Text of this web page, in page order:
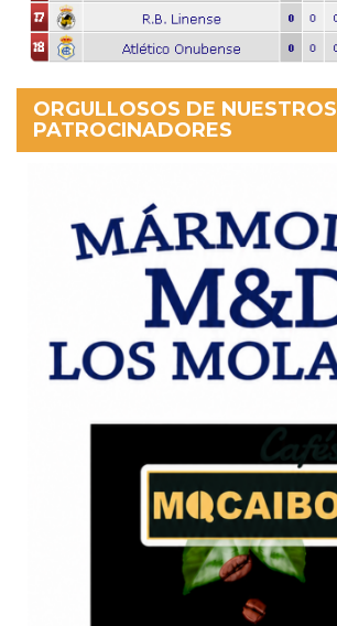
ORGULLOSOS DE NUESTROS
PATROCINADORES